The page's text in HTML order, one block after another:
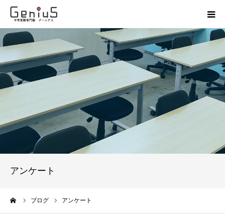
アンケート
ブログ アンケート
授業
志望校別特訓
模試
お問い合わせ